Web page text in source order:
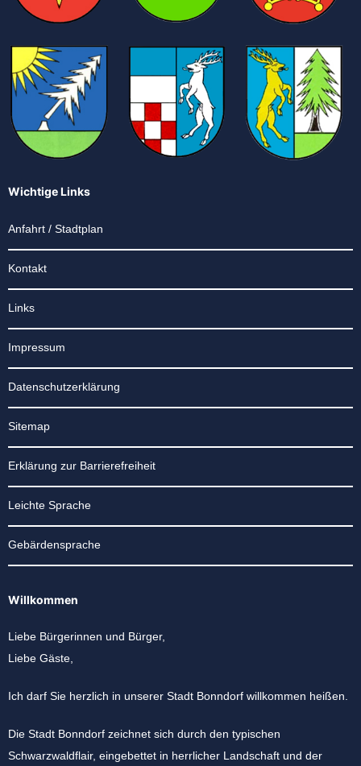
Wichtige Links
Anfahrt / Stadtplan
Kontakt
Links
Impressum
Datenschutzerklärung
Sitemap
Erklärung zur Barrierefreiheit
Leichte Sprache
Gebärdensprache
Willkommen
Liebe Bürgerinnen und Bürger,
Liebe Gäste,
Ich darf Sie herzlich in unserer Stadt Bonndorf willkommen heißen.
Die Stadt Bonndorf zeichnet sich durch den typischen
Schwarzwaldflair, eingebettet in herrlicher Landschaft und der